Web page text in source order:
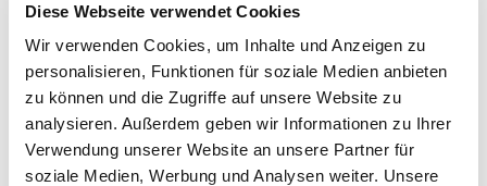
Diese Webseite verwendet Cookies
Wir verwenden Cookies, um Inhalte und Anzeigen zu
personalisieren, Funktionen für soziale Medien anbieten
zu können und die Zugriffe auf unsere Website zu
analysieren. Außerdem geben wir Informationen zu Ihrer
Verwendung unserer Website an unsere Partner für
soziale Medien, Werbung und Analysen weiter. Unsere